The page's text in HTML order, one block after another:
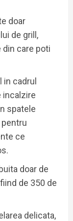
doar
de grill,
din care poti
cadrul
incalzire
spatele
ce
doar de
de 350 de
delicata,